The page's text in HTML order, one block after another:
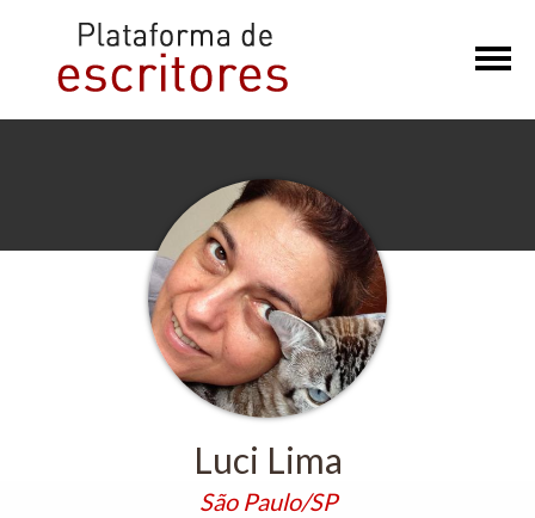
×
Luci Lima
São Paulo/SP